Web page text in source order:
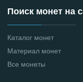
Поиск монет на
Каталог монет
Материал монет
Все монеты